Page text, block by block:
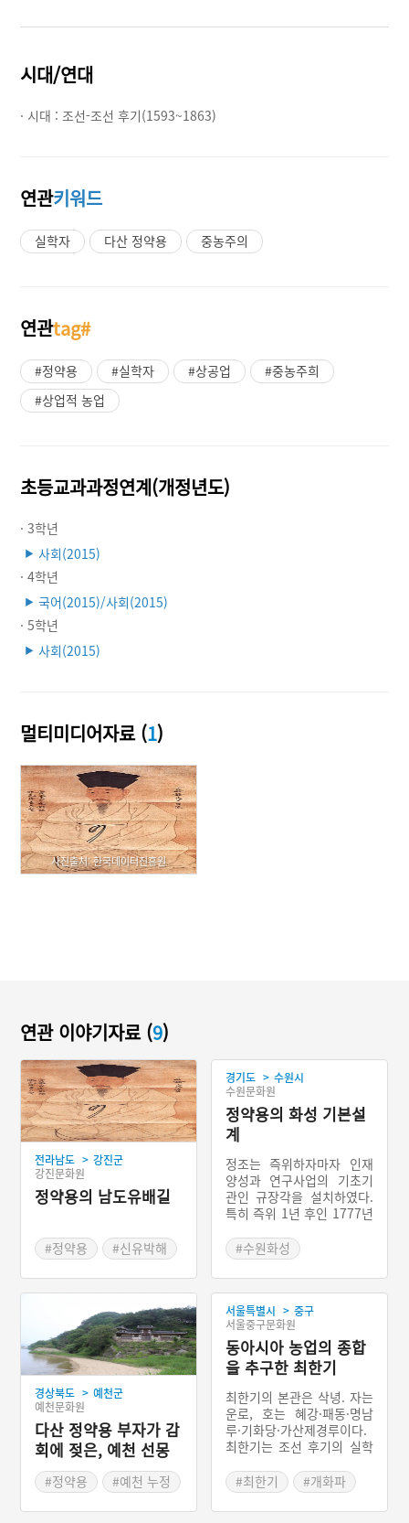
시대/연대
· 시대 : 조선-조선 후기(1593~1863)
연관키워드
실학자 다산 정약용 중농주의
연관tag#
#정약용 #실학자 #상공업
#중농주희
#상업적 농업
초등교과과정연계(개정년도)
· 3학년
▶ 사회(2015)
· 4학년
▶ 국어(2015)/사회(2015)
· 5학년
▶ 사회(2015)
멀티미디어자료 (1)
사진출처: 한국데이터진흥원
연관 이야기자료 (9)
전라남도 > 강진군
강진문화원
정약용의 남도유배길
#정약용
#신유박해
경기도 > 수원시
수원문화원
정약용의 화성 기본설
계
정조는 즉위하자마자 인재
양성과 연구사업의 기초기
관인 규장각을 설치하였다.
특히 즉위 1년 후인 1777년
집성(古今圖書集成)》 중
5,020권을 은 2,150냥을
지급하고 사 오도록 명하였
다.다산 정약용은 1789년
(정조 13) 배다리〔舟橋〕
를 만드는데 그 규모와 제도
를 올려 성공한 바가 있어
주상께서 성제(城制)에 대
해 조목조목 올릴 것을 명하
여 본인이 화성을 기본 설계
하였다고 회고하였다.그리
하여 정약용은 여러 책들을
참고하여 8가지 원칙을 담
게 올렸다. 위의 8가지 원칙
이 임금이 지은 『어제성화
주략』으로 채택되었다. 성
#수원화성
#정약용
#기중기
#예능프로그램 주요소재
경상북도 > 예천군
예천문화원
다산 정약용 부자가 감
회에 젖은, 예천 선몽
대#정약용
#예천 누정
서울특별시 > 중구
서울중구문화원
동아시아 농업의 종합
을 추구한 최한기
최한기의 본관은 삭녕. 자는
운로, 호는 혜강·패동·명남
루·기화당·가산제경루이다.
최한기는 조선 후기의 실학
더욱 전진적으로 전개시켜
근대적 개화사상에 연결시
키는 교량적 역할을 수행한
#최한기
#개화파